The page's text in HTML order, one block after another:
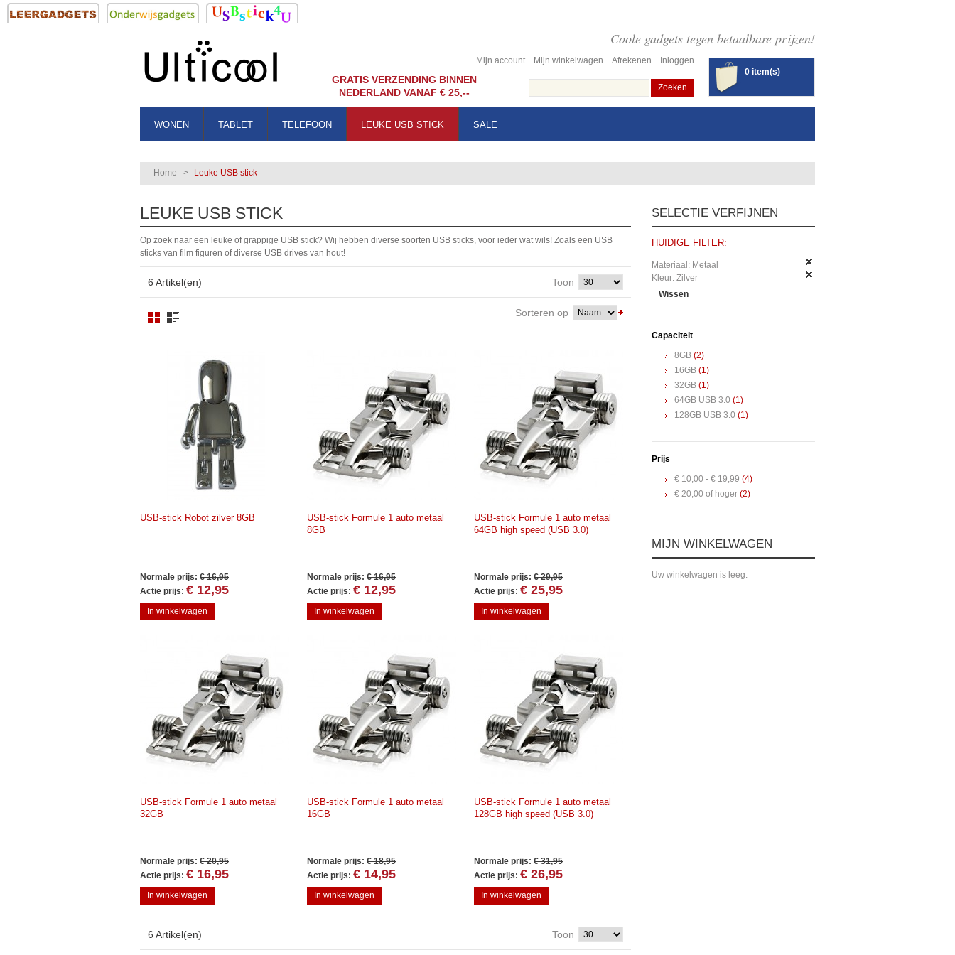
GRATIS VERZENDING BINNEN
NEDERLAND VANAF € 25,--
Coole gadgets tegen betaalbare prijzen!
0 item(s)
Inloggen
Mijn account Mijn winkelwagen Afrekenen
Zoeken
WONEN TABLET TELEFOON LEUKE USB STICK SALE
Home > Leuke USB stick
LEUKE USB STICK
Op zoek naar een leuke of grappige USB stick? Wij hebben diverse soorten USB sticks, voor ieder wat wils! Zoals een USB
sticks van film figuren of diverse USB drives van hout!
6 Artikel(en) Toon
Sorteren op
USB-stick Robot zilver 8GB
Normale prijs: € 16,95
Actie prijs: € 12,95
In winkelwagen
USB-stick Formule 1 auto metaal
8GB
Normale prijs: € 16,95
Actie prijs: € 12,95
In winkelwagen
USB-stick Formule 1 auto metaal
64GB high speed (USB 3.0)
Normale prijs: € 29,95
Actie prijs: € 25,95
In winkelwagen
USB-stick Formule 1 auto metaal
32GB
Normale prijs: € 20,95
Actie prijs: € 16,95
In winkelwagen
USB-stick Formule 1 auto metaal
16GB
Normale prijs: € 18,95
Actie prijs: € 14,95
In winkelwagen
USB-stick Formule 1 auto metaal
128GB high speed (USB 3.0)
Normale prijs: € 31,95
Actie prijs: € 26,95
In winkelwagen
6 Artikel(en) Toon
SELECTIE VERFIJNEN
HUIDIGE FILTER:
Materiaal: Metaal
Kleur: Zilver
Wissen
Capaciteit
8GB (2)
16GB (1)
32GB (1)
64GB USB 3.0 (1)
128GB USB 3.0 (1)
Prijs
€ 10,00 - € 19,99 (4)
€ 20,00 of hoger (2)
MIJN WINKELWAGEN
Uw winkelwagen is leeg.